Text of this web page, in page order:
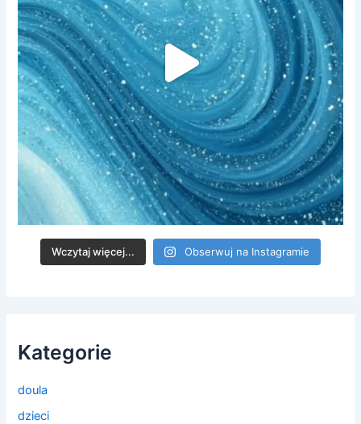
Wczytaj więcej... Obserwuj na Instagramie
Kategorie
doula
dzieci